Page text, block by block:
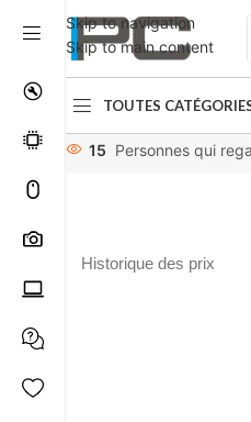
Skip to navigation
Skip to main content
TOUTES
Accueil périphériques
15 Personnes qui
Historique des prix